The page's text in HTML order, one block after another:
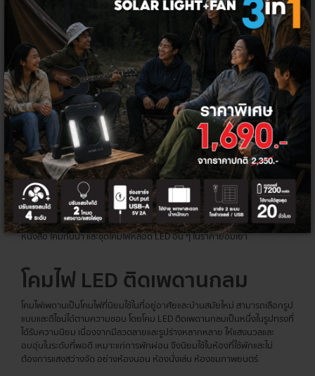
โคมไฟ LED คุณภาพดี
ราคาพิเศษ
โคมไฟหลอด LED ในปัจจุบัน ไม่ได้ทำหน้าที่เพียงแค่ให้แสงสว่างภายในบ้าน
เท่านั้น แต่ยังเพิ่มความสวยงาม ให้ความรู้สึกที่อบอุ่นด้วยเช่นกัน และที่ Thai
Electricity เราคือผู้จัดจำหน่ายโคมไฟและหลอดไฟ LED ยี่ห้อ HI-TEK และ
MACAN ซึ่งเป็นแบรนด์ที่ได้รับการยอมรับว่ามีคุณภาพสูง ทันสมัย เหมาะกับ
ไลฟ์สไตล์ของคนรุ่นใหม่ เน้นการสร้างสรรค์นวัตกรรมที่สร้างความสะดวกสบาย
ไปพร้อมกับการประหยัดพลังงาน รักษาสิ่งแวดล้อม และปลอดภัยในการใช้งาน
ไม่ว่าจะเป็นโคมไฟ LED ติดเพดาน โคมไฟดาวน์ไลต์ โคมไฟสปอตไลต์ โคมไฟอ่าน
หนังสือ โคมกันน้ำ และชุดโคมไฟหลอด LED อื่น ๆ ในราคาย่อมเยา
โคมไฟ LED ติดเพดานกลม
โคมไฟเพดานเป็นโคมไฟที่นิยมใช้ในที่อยู่อาศัยและบ้านสมัยใหม่ สามารถเลือกรูป
แบบและดีไซน์ได้ตามความชอบ โดยโคม LED ติดเพดานกลมเป็นหนึ่งในรูปทรงที่
ได้รับความนิยม เนื่องจากมีลวดลายและรูปร่างหลากหลาย ให้แสงนวลและ
อบอุ่นในระดับที่พอดี เหมาะแก่การพักผ่อน จึงนิยมใช้ในห้องที่ใช้พักและไม่
ต้องการแสงสว่างจัด อย่างห้องนอน ห้องนั่งเล่น ห้องชมภาพยนตร์